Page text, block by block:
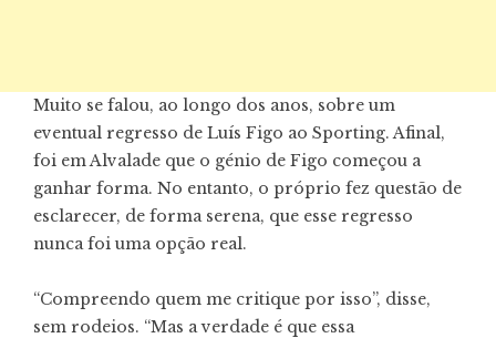
Muito se falou, ao longo dos anos, sobre um
eventual regresso de Luís Figo ao Sporting. Afinal,
foi em Alvalade que o génio de Figo começou a
ganhar forma. No entanto, o próprio fez questão de
esclarecer, de forma serena, que esse regresso
nunca foi uma opção real.
“Compreendo quem me critique por isso”, disse,
sem rodeios. “Mas a verdade é que essa